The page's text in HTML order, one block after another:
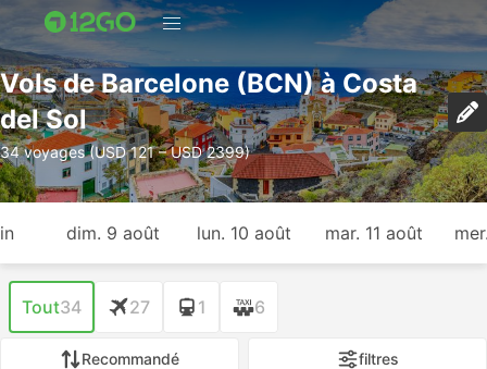
Vols de Barcelone (BCN) à Costa
del Sol
34 voyages (USD 121 – USD 2399)
dim. 9 août lun. 10 août mar. 11 août
Tout34 27 1 6
Recommandé filtres